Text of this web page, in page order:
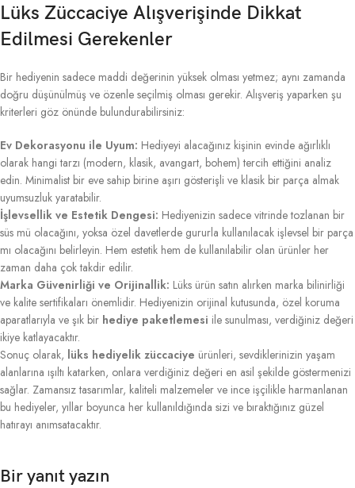
Lüks Züccaciye Alışverişinde Dikkat
Edilmesi Gerekenler
Bir hediyenin sadece maddi değerinin yüksek olması yetmez; aynı zamanda
doğru düşünülmüş ve özenle seçilmiş olması gerekir. Alışveriş yaparken şu
kriterleri göz önünde bulundurabilirsiniz:
Ev Dekorasyonu ile Uyum: Hediyeyi alacağınız kişinin evinde ağırlıklı
olarak hangi tarzı (modern, klasik, avangart, bohem) tercih ettiğini analiz
edin. Minimalist bir eve sahip birine aşırı gösterişli ve klasik bir parça almak
uyumsuzluk yaratabilir.
İşlevsellik ve Estetik Dengesi: Hediyenizin sadece vitrinde tozlanan bir
süs mü olacağını, yoksa özel davetlerde gururla kullanılacak işlevsel bir parça
mı olacağını belirleyin. Hem estetik hem de kullanılabilir olan ürünler her
zaman daha çok takdir edilir.
Marka Güvenirliği ve Orijinallik: Lüks ürün satın alırken marka bilinirliği
ve kalite sertifikaları önemlidir. Hediyenizin orijinal kutusunda, özel koruma
aparatlarıyla ve şık bir hediye paketlemesi ile sunulması, verdiğiniz değeri
ikiye katlayacaktır.
Sonuç olarak, lüks hediyelik züccaciye ürünleri, sevdiklerinizin yaşam
alanlarına ışıltı katarken, onlara verdiğiniz değeri en asil şekilde göstermenizi
sağlar. Zamansız tasarımlar, kaliteli malzemeler ve ince işçilikle harmanlanan
bu hediyeler, yıllar boyunca her kullanıldığında sizi ve bıraktığınız güzel
hatırayı anımsatacaktır.
Bir yanıt yazın